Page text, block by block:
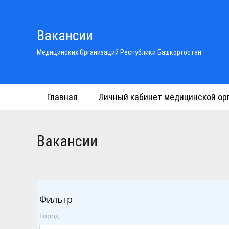
Вакансии
Медицинских Организаций Республики Башкортостан
Главная Личный кабинет медицинской
Вакансии
Фильтр
Город